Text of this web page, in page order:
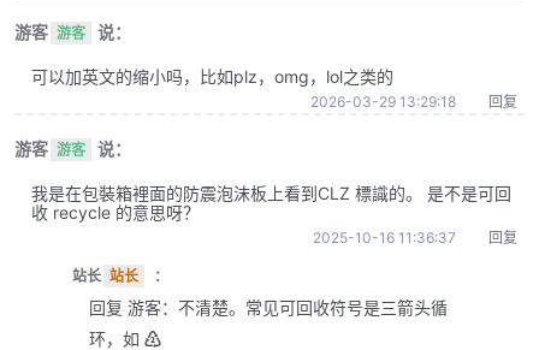
游客 游客 说：
可以加英文的缩小吗，比如plz，omg，lol之类的
2026-03-29 13:29:18 回复
游客 游客 说：
我是在包裝箱裡面的防震泡沫板上看到CLZ 標識的。 是不是可回
收 recycle 的意思呀？
2025-10-16 11:36:37 回复
站长 站长 ：
回复 游客：不清楚。常见可回收符号是三箭头循
环，如 ♴